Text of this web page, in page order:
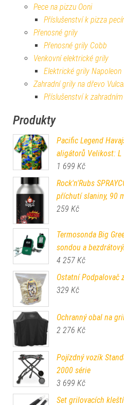
Pece na pizzu Ooni
Příslušenství k pizza
Přenosné grily
Přenosné grily Cobb
Venkovní elektrické grily
Elektrické grily Napoleon
Zahradní grily na dřevo
Příslušenství k
Produkty
Pacific Legend
aligátorů Velikost: L
1 699 Kč
Rock'n'Rubs
příchutí slaniny, 90
259 Kč
Termosonda Big
sondou a
4 257 Kč
Ostatní Podpalovač
329 Kč
Ochranný obal na
2 276 Kč
Pojízdný vozík
2000 série
3 699 Kč
Set grilovacích